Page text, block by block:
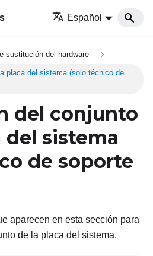
Español
sustitución del hardware
placa del sistema (solo técnico de
del conjunto
del sistema
de soporte
aparecen en esta sección para
de la placa del sistema.